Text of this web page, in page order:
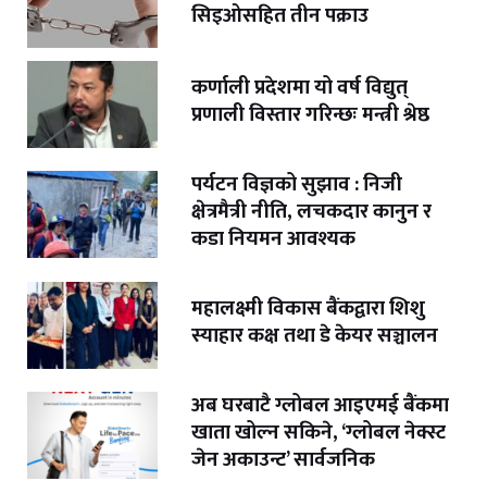
सिइओसहित तीन पक्राउ
कर्णाली प्रदेशमा यो वर्ष विद्युत्
प्रणाली विस्तार गरिन्छः मन्त्री श्रेष्ठ
पर्यटन विज्ञको सुझाव : निजी
क्षेत्रमैत्री नीति, लचकदार कानुन र
कडा नियमन आवश्यक
महालक्ष्मी विकास बैंकद्वारा शिशु
स्याहार कक्ष तथा डे केयर सञ्चालन
अब घरबाटै ग्लोबल आइएमई बैंकमा
खाता खोल्न सकिने, ‘ग्लोबल नेक्स्ट
जेन अकाउन्ट’ सार्वजनिक